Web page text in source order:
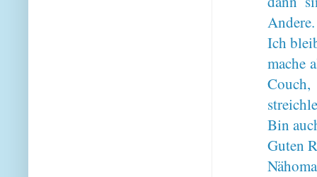
Andere.
Ich
mache
Couch,
Bin
Guten
Nähoma